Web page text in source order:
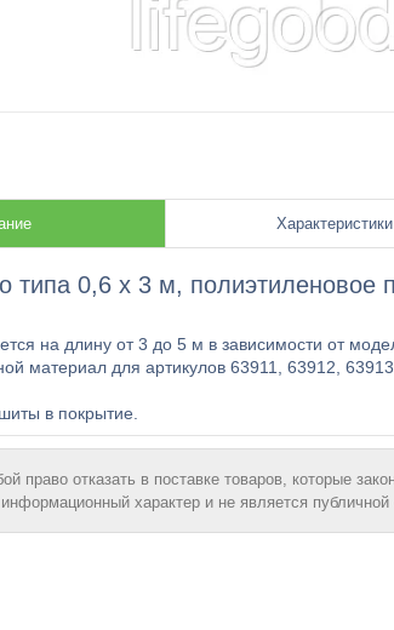
Характеристики
типа 0,6 х 3 м, полиэтиленовое
на длину от 3 до 5 м в зависимости от
материал для артикулов 63911, 63912,
в покрытие.
право отказать в поставке товаров, которые
характер и не является